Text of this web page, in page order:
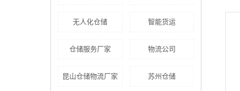
无人化仓储 智能货运
仓储服务厂家 物流公司
昆山仓储物流厂家 苏州仓储